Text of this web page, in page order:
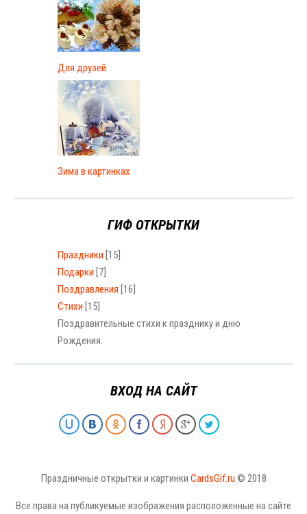
Для друзей
Зима в картинках
ГИФ ОТКРЫТКИ
Праздники [15]
Подарки [7]
Поздравления [16]
Стихи [15]
Поздравительные стихи к празднику и дню
Рождения.
ВХОД НА САЙТ
Праздничные открытки и картинки CardsGif.ru © 2018
Все права на публикуемые изображения расположенные на сайте